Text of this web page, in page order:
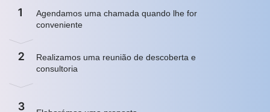
1
Agendamos uma chamada quando lhe for
conveniente
2
Realizamos uma reunião de descoberta e
consultoria
3